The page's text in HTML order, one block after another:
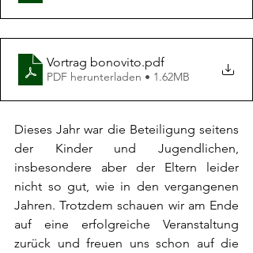
Vortrag bonovito.pdf
PDF herunterladen • 1.62MB
Dieses Jahr war die Beteiligung seitens
der Kinder und Jugendlichen,
insbesondere aber der Eltern leider
nicht so gut, wie in den vergangenen
Jahren. Trotzdem schauen wir am Ende
auf eine erfolgreiche Veranstaltung
zurück und freuen uns schon auf die